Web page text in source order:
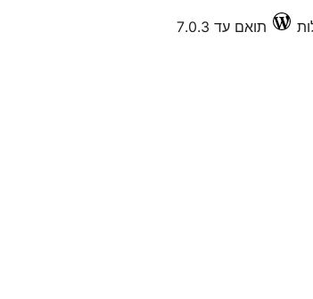
תואם עד 7.0.3